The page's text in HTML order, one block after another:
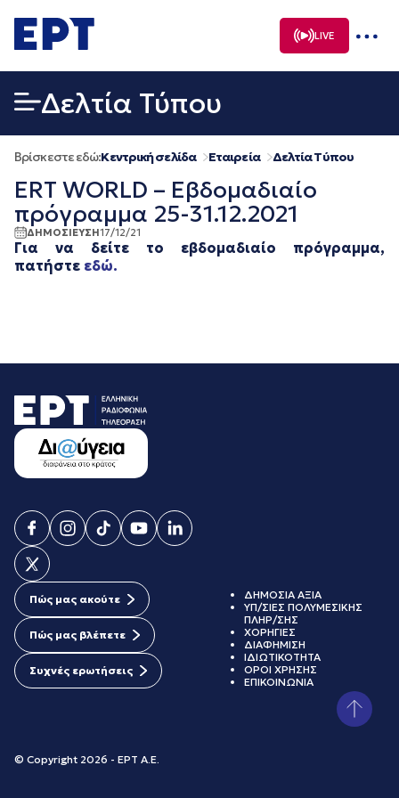
σε
περιεχόμενο
LIVE
Δελτία Τύπου
Βρίσκεστε εδώ:Κεντρική σελίδα Εταιρεία Δελτία Τύπου
ERT WORLD – Εβδομαδιαίο
πρόγραμμα 25-31.12.2021
ΔΗΜΟΣΙΕΥΣΗ17/12/21
Για να δείτε το εβδομαδιαίο πρόγραμμα,
πατήστε εδώ.
Πώς μας ακούτε
Πώς μας βλέπετε
Συχνές ερωτήσεις
© Copyright 2026 - ΕΡΤ Α.Ε.
ΔΗΜΟΣΙΑ ΑΞΙΑ
ΥΠ/ΣΙΕΣ ΠΟΛΥΜΕΣΙΚΗΣ
ΠΛΗΡ/ΣΗΣ
ΧΟΡΗΓΙΕΣ
ΔΙΑΦΗΜΙΣΗ
ΙΔΙΩΤΙΚΟΤΗΤΑ
ΟΡΟΙ ΧΡΗΣΗΣ
ΕΠΙΚΟΙΝΩΝΙΑ